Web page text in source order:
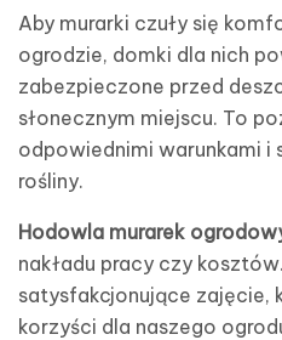
Aby murarki czuły się
ogrodzie, domki dla nich
zabezpieczone przed
słonecznym miejscu. To
odpowiednimi warunkami i
rośliny.
Hodowla murarek
nakładu pracy czy
satysfakcjonujące zajęcie,
korzyści dla naszego